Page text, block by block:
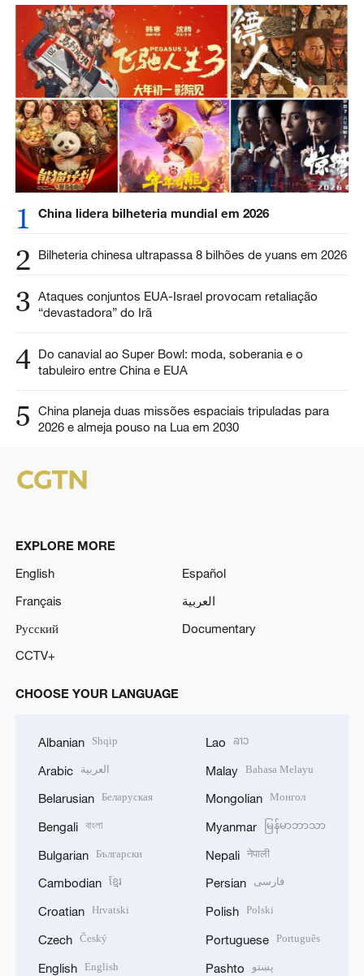
1 China lidera bilheteria mundial em 2026
2 Bilheteria chinesa ultrapassa 8 bilhões de yuans em 2026
3 Ataques conjuntos EUA-Israel provocam retaliação
“devastadora” do Irã
4 Do canavial ao Super Bowl: moda, soberania e o
tabuleiro entre China e EUA
5
China planeja duas missões espaciais tripuladas para
2026 e almeja pouso na Lua em 2030
EXPLORE MORE
English
Español
Français
العربية
Русский
Documentary
CCTV+
CHOOSE YOUR LANGUAGE
Albanian Shqip
Arabic العربية
Belarusian Беларуская
Bengali বাংলা
Bulgarian Български
Cambodian ខ្មែរ
Croatian Hrvatski
Czech Český
English English
Lao ລາວ
Malay Bahasa Melayu
Mongolian Монгол
Myanmar မြန်မာဘာသာ
Nepali नेपाली
Persian فارسی
Polish Polski
Portuguese Português
Pashto پښتو